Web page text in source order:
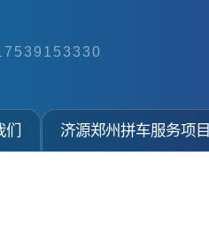
们 济源郑州拼车服务项目